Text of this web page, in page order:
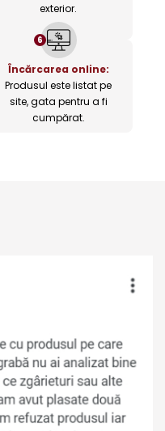
exterior.
6
Încărcarea online:
Produsul este listat pe
site, gata pentru a fi
cumpărat.